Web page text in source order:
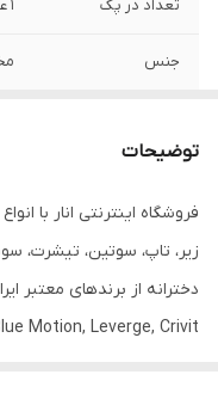
تعداد در پک 1 عدد
جنس
قد
دور کمر
توضیحات
فروشگاه اینترنتی انار با
زیر، تاپ، سوتین، تیشرت،